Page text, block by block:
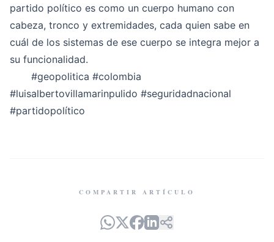
partido político es como un cuerpo humano con
cabeza, tronco y extremidades, cada quien sabe en
cuál de los sistemas de ese cuerpo se integra mejor a
su funcionalidad.
#geopolitica #colombia
#luisalbertovillamarinpulido #seguridadnacional
#partidopolítico
COMPARTIR ARTÍCULO